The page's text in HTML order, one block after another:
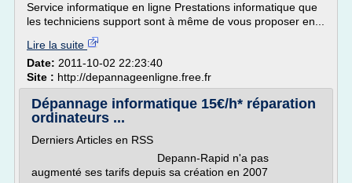
Service informatique en ligne Prestations informatique que
les techniciens support sont à même de vous proposer en...
Lire la suite
Date: 2011-10-02 22:23:40
Site : http://depannageenligne.free.fr
Dépannage informatique 15€/h* réparation
ordinateurs ...
Derniers Articles en RSS
Depann-Rapid n'a pas
augmenté ses tarifs depuis sa création en 2007